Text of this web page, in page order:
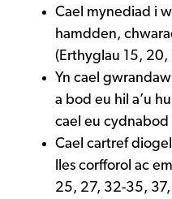
Cael mynediad i
hamdden,
(Erthyglau 15, 20,
Yn cael
a bod eu hil a’u
cael eu cydnabod
Cael cartref
lles corfforol ac
25, 27, 32-35,